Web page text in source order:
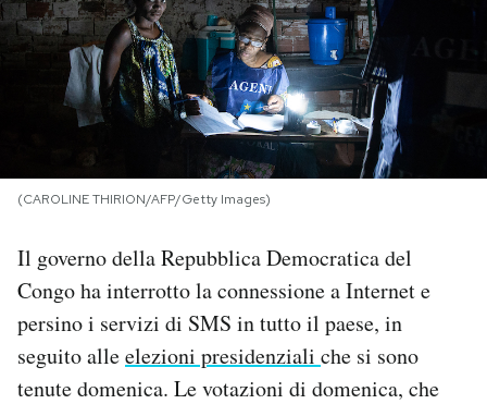
PODCAST
NEWSLETTER
SHOP
CALENDARIO
(CAROLINE THIRION/AFP/Getty Images)
Il governo della Repubblica Democratica del
Congo ha interrotto la connessione a Internet e
persino i servizi di SMS in tutto il paese, in
seguito alleelezioni presidenziali che si sono
tenute domenica. Le votazioni di domenica, che